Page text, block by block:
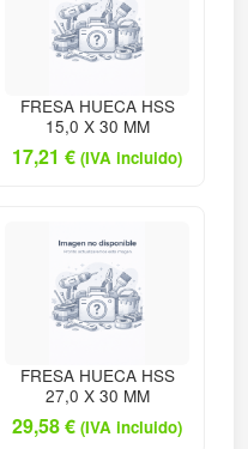
FRESA HUECA HSS
15,0 X 30 MM
17,21 € (IVA incluido)
FRESA HUECA HSS
27,0 X 30 MM
29,58€ (IVA incluido)